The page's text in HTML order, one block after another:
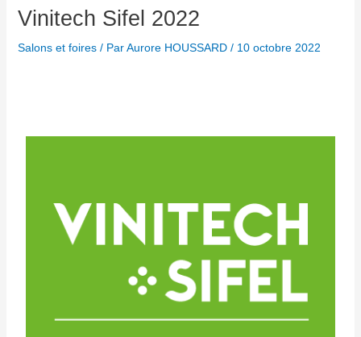
Vinitech Sifel 2022
Salons et foires/ ParAurore HOUSSARD / 10 octobre 2022